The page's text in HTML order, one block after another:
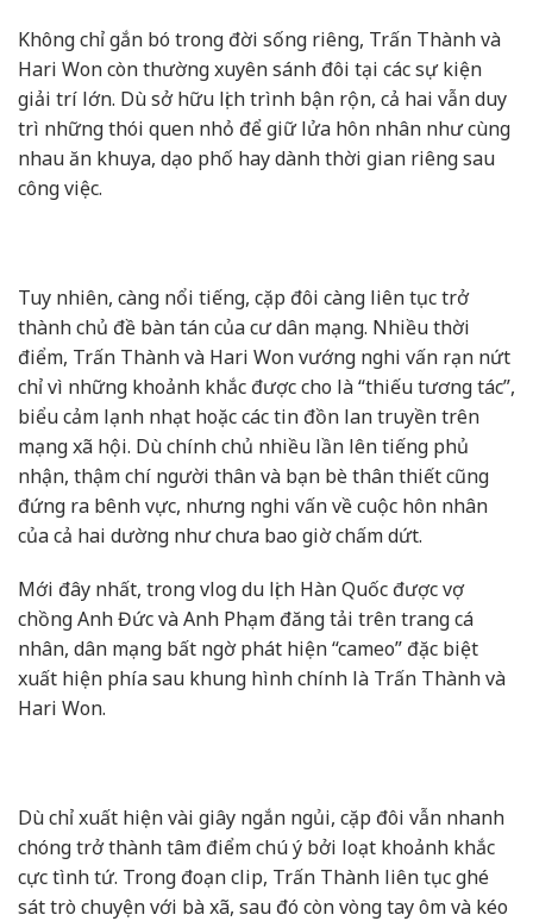
Không chỉ gắn bó trong đời sống riêng, Trấn Thành và
Hari Won còn thường xuyên sánh đôi tại các sự kiện
giải trí lớn. Dù sở hữu lịch trình bận rộn, cả hai vẫn duy
trì những thói quen nhỏ để giữ lửa hôn nhân như cùng
nhau ăn khuya, dạo phố hay dành thời gian riêng sau
công việc.
Tuy nhiên, càng nổi tiếng, cặp đôi càng liên tục trở
thành chủ đề bàn tán của cư dân mạng. Nhiều thời
điểm, Trấn Thành và Hari Won vướng nghi vấn rạn nứt
chỉ vì những khoảnh khắc được cho là “thiếu tương tác”,
biểu cảm lạnh nhạt hoặc các tin đồn lan truyền trên
mạng xã hội. Dù chính chủ nhiều lần lên tiếng phủ
nhận, thậm chí người thân và bạn bè thân thiết cũng
đứng ra bênh vực, nhưng nghi vấn về cuộc hôn nhân
của cả hai dường như chưa bao giờ chấm dứt.
Mới đây nhất, trong vlog du lịch Hàn Quốc được vợ
chồngAnh ĐứcvàAnh Phạm đăng tải trên trang cá
nhân, dân mạng bất ngờ phát hiện “cameo” đặc biệt
xuất hiện phía sau khung hình chính là Trấn Thành và
Hari Won.
Dù chỉ xuất hiện vài giây ngắn ngủi, cặp đôi vẫn nhanh
chóng trở thành tâm điểm chú ý bởi loạt khoảnh khắc
cực tình tứ. Trong đoạn clip, Trấn Thành liên tục ghé
sát trò chuyện với bà xã, sau đó còn vòng tay ôm và kéo